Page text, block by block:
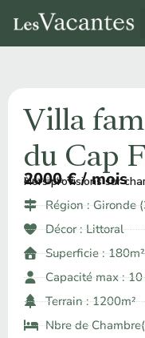
Villa
du Cap
À partir de ​
2000 € / mois
Hors provisions sur
Région :Gironde
Décor :Littoral
Superficie : 180m²
Capacité max :
Terrain : 1200m²
Nbre de